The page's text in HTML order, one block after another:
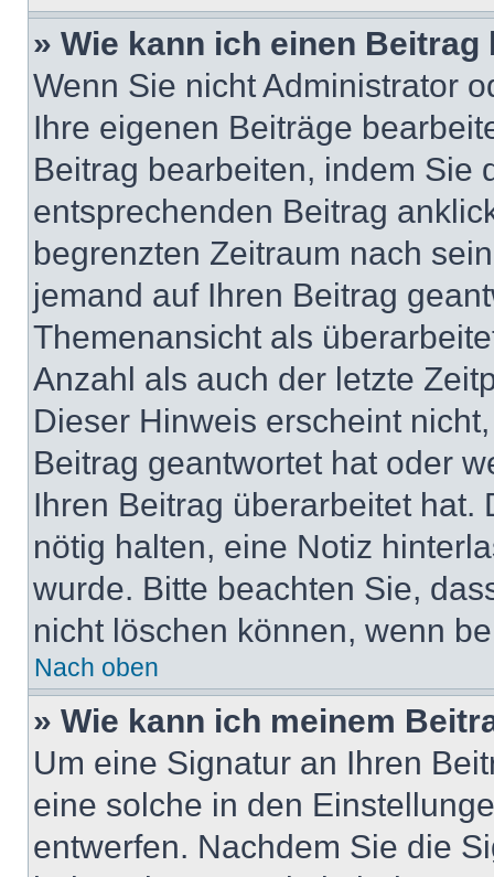
» Wie kann ich einen
Wenn Sie nicht Administrator
Ihre eigenen Beiträge
Beitrag bearbeiten, indem Sie
entsprechenden Beitrag
begrenzten Zeitraum nach
jemand auf Ihren Beitrag
Themenansicht als
Anzahl als auch der letzte
Dieser Hinweis erscheint
Beitrag geantwortet hat oder
Ihren Beitrag überarbeitet hat.
nötig halten, eine Notiz
wurde. Bitte beachten Sie,
nicht löschen können, wenn
Nach oben
» Wie kann ich meinem
Um eine Signatur an Ihren
eine solche in den
entwerfen. Nachdem Sie die